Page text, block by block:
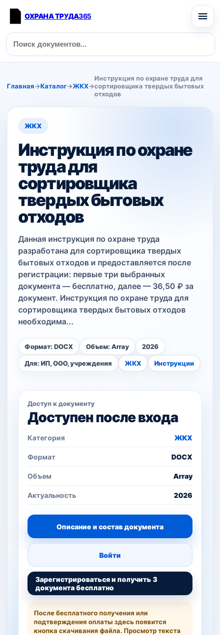
ОХРАНА ТРУДА365
Главная→Каталог→ЖКХ→
Инструкция по охране труда для
сортировщика твердых бытовых
отходов
ЖКХ
Инструкция по охране
труда для
сортировщика
твердых бытовых
отходов
Данная инструкция по охране труда
разработана для сортировщика твердых
бытовых отходов и предоставляется после
регистрации: первые три выбранных
документа — бесплатно, далее — 36,50 ₽ за
документ. Инструкция по охране труда для
сортировщика твердых бытовых отходов
необходима...
Формат: DOCX Объем: Array 2026
Для: ИП, ООО, учреждения ЖКХ Инструкции
Доступ к документу
Доступен после входа
Категория ЖКХ
Формат DOCX
Объем Array
Актуальность 2026
Описание и состав документа
Войти
Зарегистрироваться и получить 3
документа бесплатно
После бесплатного получения или
подтверждения оплаты здесь появится
кнопка скачивания файла. Просмотр текста